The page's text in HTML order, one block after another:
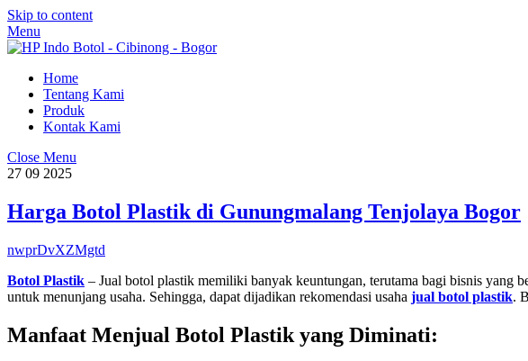
Skip to content
Menu
Home
Tentang Kami
Produk
Kontak Kami
Close Menu
27 09 2025
Harga Botol Plastik di Gunungmalang Tenjolaya Bogor
nwprDvXZMgtd
Botol Plastik – Jual botol plastik memiliki banyak keuntungan, terutama bagi bisnis yang
untuk menunjang usaha. Sehingga, dapat dijadikan rekomendasi usaha jual botol plastik.
Manfaat Menjual Botol Plastik yang Diminati: